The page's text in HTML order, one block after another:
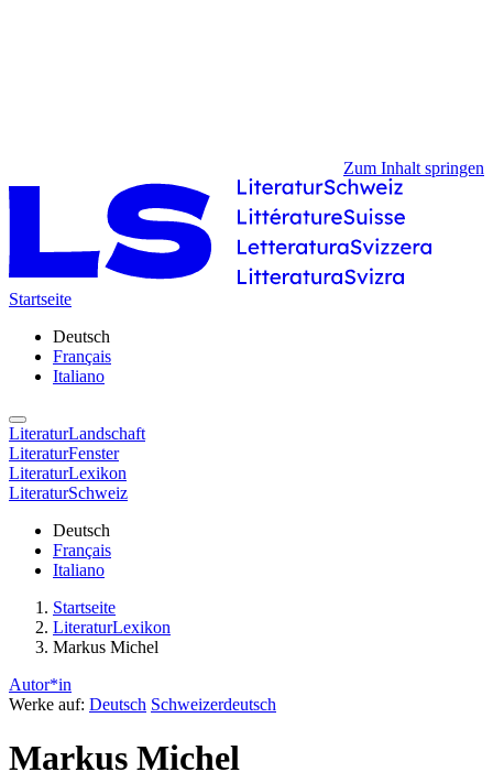
Zum Inhalt springen
Startseite
Deutsch
Français
Italiano
LiteraturLandschaft
LiteraturFenster
LiteraturLexikon
LiteraturSchweiz
Deutsch
Français
Italiano
Startseite
LiteraturLexikon
Markus Michel
Autor*in
Werke auf: Deutsch Schweizerdeutsch
Markus Michel